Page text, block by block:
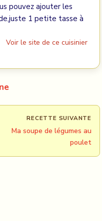
pouvez ajouter les
1 petite tasse à
Voir le site de ce cuisinier
RECETTE SUIVANTE
Ma soupe de légumes au
poulet